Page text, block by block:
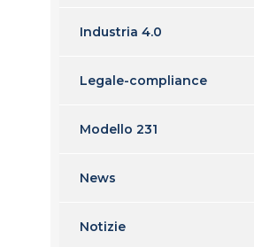
Industria 4.0
Legale-compliance
Modello 231
News
Notizie